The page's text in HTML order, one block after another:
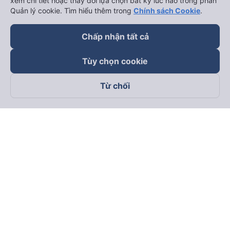
Theo dõi chúng tôi trên
Quản lý cookie. Tìm hiểu thêm trong Chính sách Cookie.
Chấp nhận tất cả
Tùy chọn cookie
Từ chối